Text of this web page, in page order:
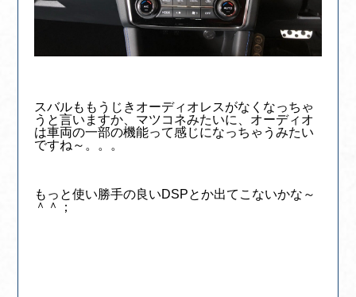
スバルももうじきオーディオレスがなくなっちゃ
うと言いますか、マツコネみたいに、オーディオ
は車両の一部の機能って感じになっちゃうみたい
ですね～。。。
もっと使い勝手の良いDSPとか出てこないかな～
＾＾；